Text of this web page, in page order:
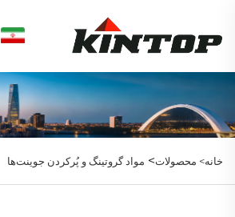
خانه> محصولات> مواد گروتینگ و پُرکردن جوینت‌ها